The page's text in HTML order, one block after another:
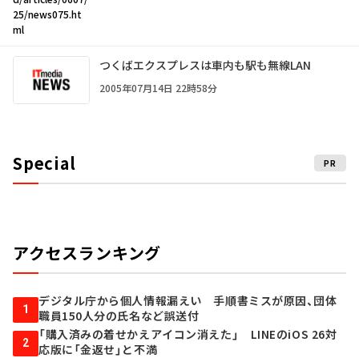
25/news075.ht
ml
つくばエクスプレスは車内も駅も無線LAN
2005年07月14日 22時58分
Special PR
アクセスランキング
1
デジタル庁から個人情報漏えい 手順書ミスが原因、団体
職員150人分の氏名など誤送付
2
「購入済みの着せかえアイコン消えた」 LINEのiOS 26対
応版に「金返せ」と不満